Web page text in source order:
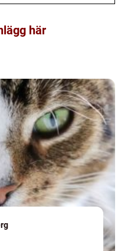
här